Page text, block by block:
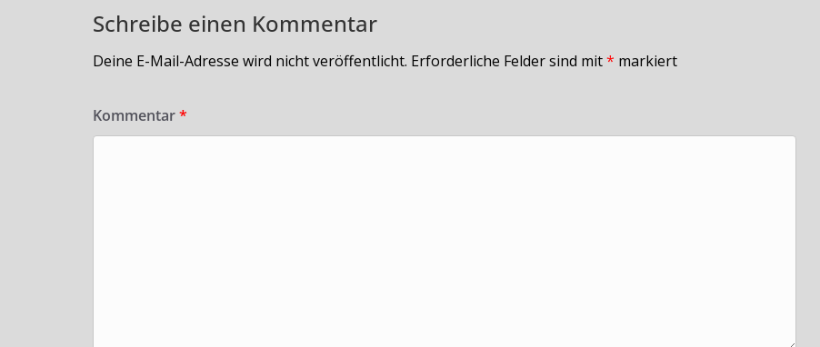
Schreibe einen Kommentar
Deine E-Mail-Adresse wird nicht veröffentlicht. Erforderliche Felder sind mit* markiert
Kommentar*